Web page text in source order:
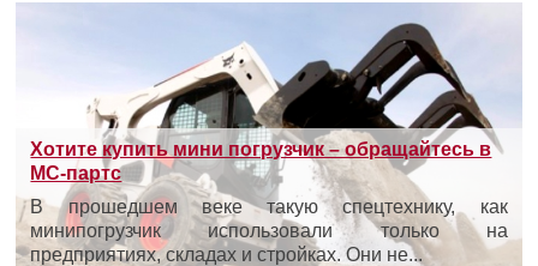
Хотите купить мини погрузчик – обращайтесь в
МС-партс
В прошедшем веке такую спецтехнику, как
минипогрузчик использовали только на
предприятиях, складах и стройках. Они не...